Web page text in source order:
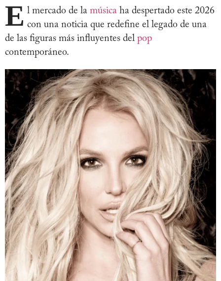
E l mercado de la música ha despertado este 2026
con una noticia que redefine el legado de una
de las figuras más influyentes del pop
contemporáneo.